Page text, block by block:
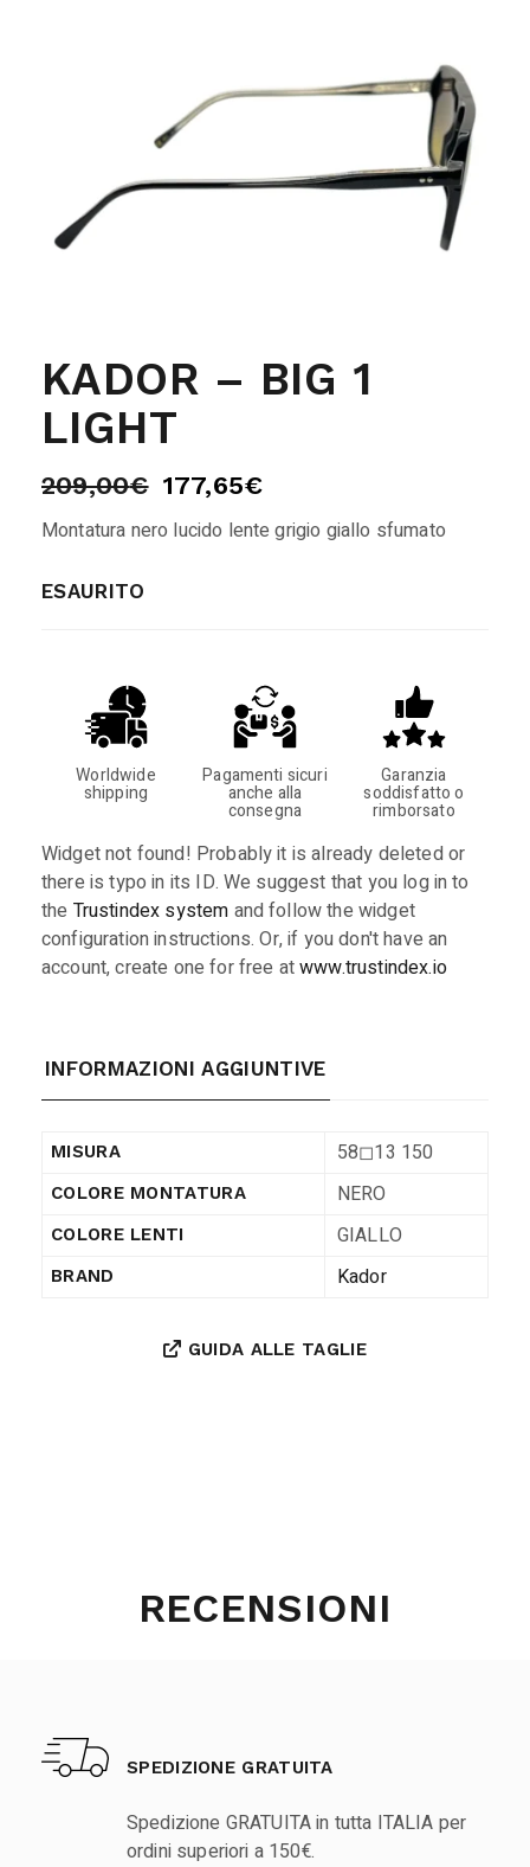
KADOR – BIG 1
LIGHT
209,00€ 177,65€
Montatura nero lucido lente grigio giallo sfumato
ESAURITO
Worldwide
shipping
Pagamenti sicuri
anche alla
consegna
Garanzia
soddisfatto o
rimborsato
Widget not found! Probably it is already deleted or
there is typo in its ID. We suggest that you log in to
the Trustindex system and follow the widget
configuration instructions. Or, if you don't have an
account, create one for free atwww.trustindex.io
INFORMAZIONI AGGIUNTIVE
MISURA 58◻︎13 150
COLORE MONTATURA NERO
COLORE LENTI GIALLO
BRAND Kador
GUIDA ALLE TAGLIE
RECENSIONI
SPEDIZIONE GRATUITA
Spedizione GRATUITA in tutta ITALIA per
ordini superiori a 150€.